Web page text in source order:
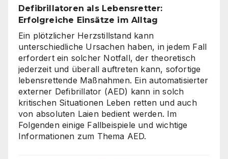
Defibrillatoren als Lebensretter:
Erfolgreiche Einsätze im Alltag
Ein plötzlicher Herzstillstand kann
unterschiedliche Ursachen haben, in jedem Fall
erfordert ein solcher Notfall, der theoretisch
jederzeit und überall auftreten kann, sofortige
lebensrettende Maßnahmen. Ein automatisierter
externer Defibrillator (AED) kann in solch
kritischen Situationen Leben retten und auch
von absoluten Laien bedient werden. Im
Folgenden einige Fallbeispiele und wichtige
Informationen zum Thema AED.